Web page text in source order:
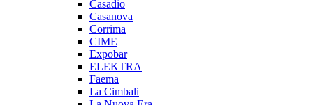
Casadio
Casanova
Corrima
CIME
Expobar
ELEKTRA
Faema
La Cimbali